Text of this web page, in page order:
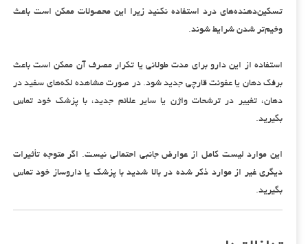
تسکین‌دهنده‌های درد استفاده نکنید زیرا این محصولات ممکن است باعث
وخیم‌تر شدن شرایط شوند.
استفاده از این دارو برای مدت طولانی یا تکرار مصرف آن ممکن است باعث
برفک دهان یا عفونت قارچی جدید شود. در صورت مشاهده لکه‌های سفید در
دهان، تغییر در ترشحات واژن یا سایر علائم جدید، با پزشک خود تماس
بگیرید.
این موارد لیست کامل از عوارض جانبی احتمالی نیست. اگر متوجه تأثیرات
دیگری غیر از موارد ذکر شده در بالا شدید با پزشک یا داروساز خود تماس
بگیرید.